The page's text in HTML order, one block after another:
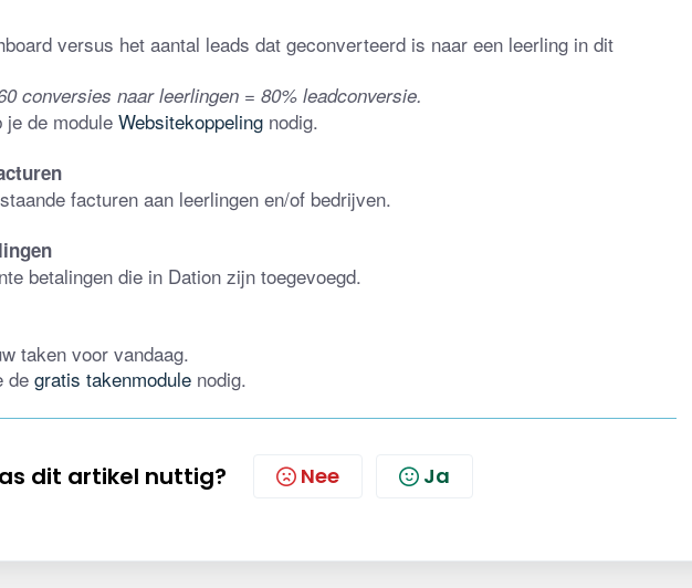
versus het aantal leads dat geconverteerd is naar een leerling in dit
conversies naar leerlingen = 80% leadconversie.
de module Websitekoppeling nodig.
facturen aan leerlingen en/of bedrijven.
betalingen die in Dation zijn toegevoegd.
taken voor vandaag.
de gratis takenmodule nodig.
dit artikel nuttig? Nee Ja